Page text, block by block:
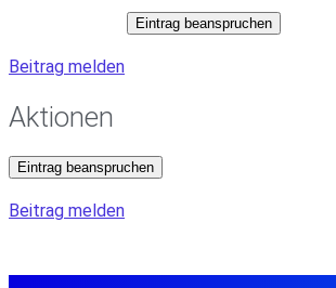
Eintrag beanspruchen
Beitrag melden
Aktionen
Eintrag beanspruchen
Beitrag melden